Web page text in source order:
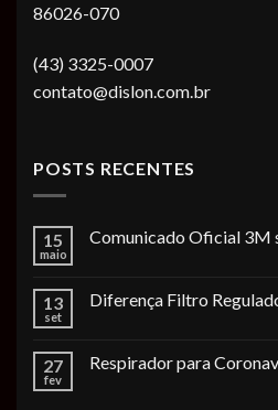
86026-070
(43) 3325-0007
contato@dislon.com.br
POSTS RECENTES
15
maio
Comunicado Oficial 3M
13
set
Diferença Filtro
27
fev
Respirador para